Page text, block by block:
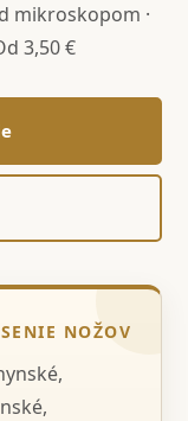
mikroskopom ·
3,50 €
NOŽOV